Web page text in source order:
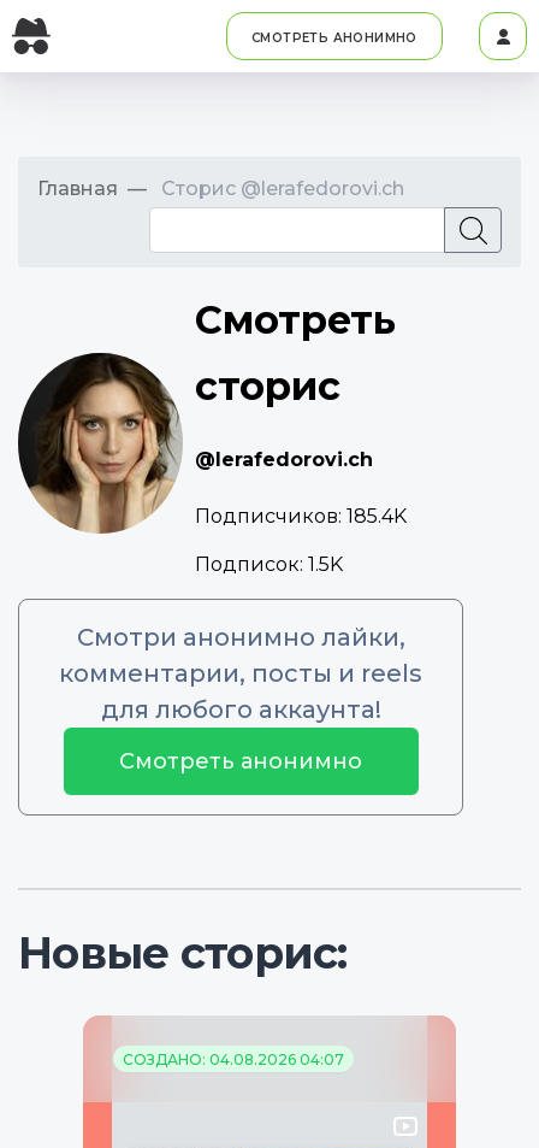
СМОТРЕТЬ АНОНИМНО
Главная Сторис @lerafedorovi.ch
Смотреть
сторис
@lerafedorovi.ch
Подписчиков: 185.4K
Подписок: 1.5K
Смотри анонимно лайки,
комментарии, посты и reels
для любого аккаунта!
Смотреть анонимно
Новые сторис:
СОЗДАНО: 04.08.2026 04:07